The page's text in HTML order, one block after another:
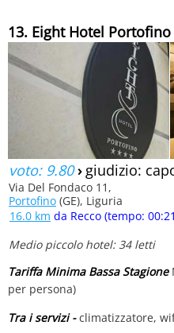
13. Eight Hotel Portofino
voto: 9.80› giudizio:
Via Del Fondaco 11,
Portofino (GE), Liguria
16.0 km da Recco (tempo:
Medio piccolo hotel: 34 letti
Tariffa Minima Bassa Stagione
per persona)
Tra i servizi -climatizzatore,